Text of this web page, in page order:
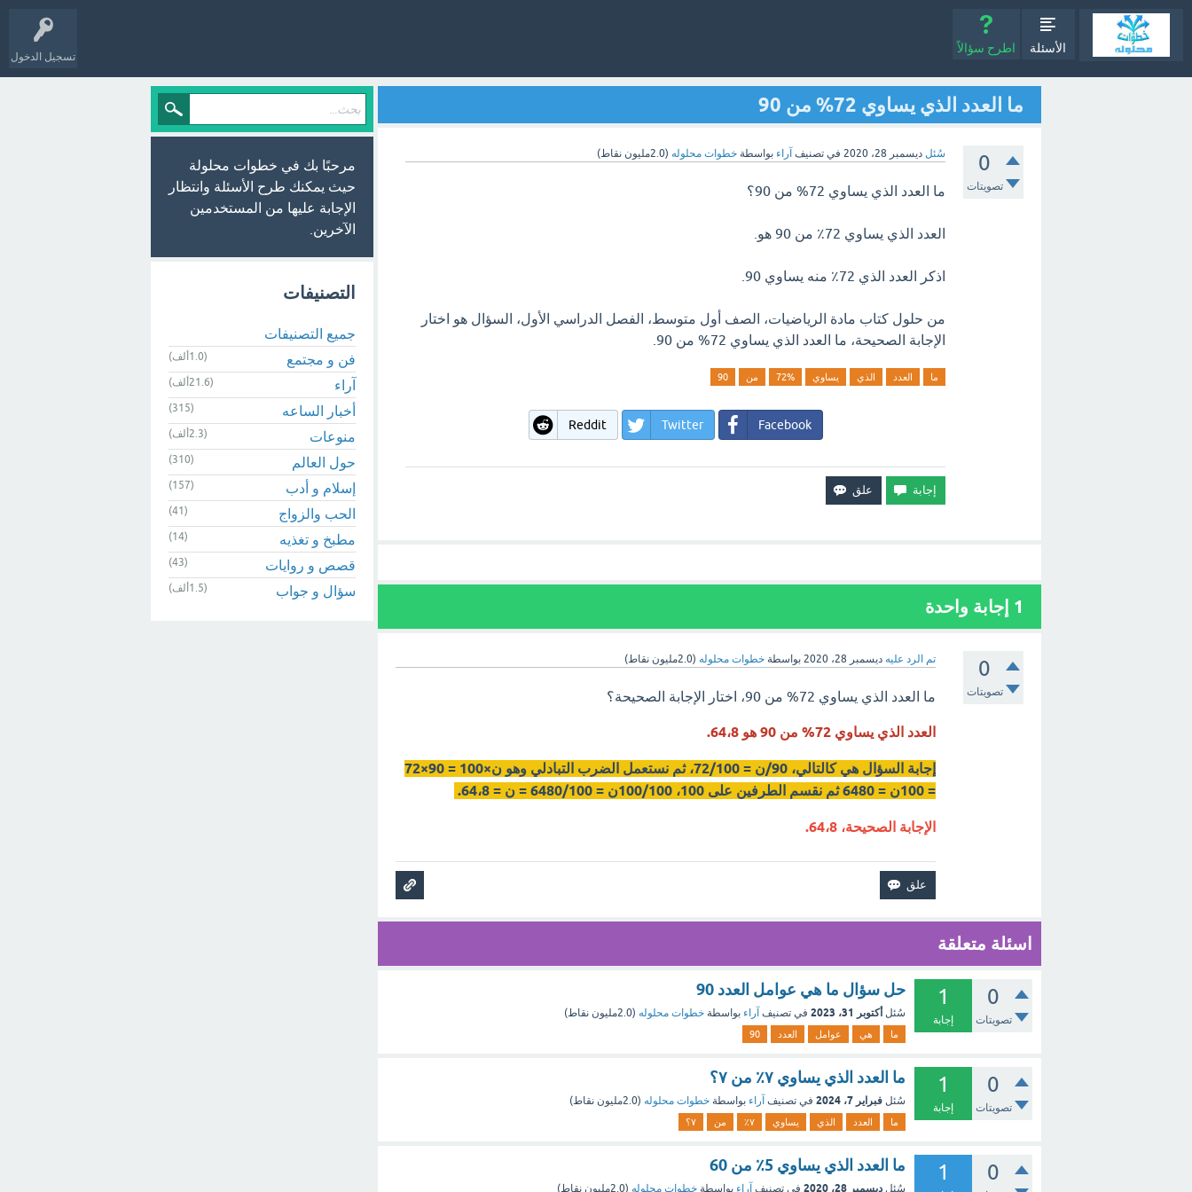
تسجيل الدخول
الأسئلة اطرح سؤالاً
ما العدد الذي يساوي 72% من 90
0
تصويتات
سُئل ديسمبر 28، 2020 في تصنيف آراء بواسطة خطوات محلوله (2.0مليون نقاط)
ما العدد الذي يساوي 72% من 90؟
العدد الذي يساوي 72٪ من 90 هو.
اذكر العدد الذي 72٪ منه يساوي 90.
من حلول كتاب مادة الرياضيات، الصف أول متوسط، الفصل الدراسي الأول، السؤال هو اختار
الإجابة الصحيحة، ما العدد الذي يساوي 72% من 90.
ما العدد الذي يساوي 72% من 90
Facebook
Twitter
Reddit
1 إجابة واحدة
0
تصويتات
تم الرد عليه ديسمبر 28، 2020 بواسطةخطوات محلوله (2.0مليون نقاط)
ما العدد الذي يساوي 72% من 90، اختار الإجابة الصحيحة؟
العدد الذي يساوي 72% من 90 هو 64،8.
إجابة السؤال هي كالتالي، 90/ن = 72/100، ثم نستعمل الضرب التبادلي وهو ن×100 = 90×72
= 100ن = 6480 ثم نقسم الطرفين على 100، 100/100ن = 6480/100 = ن = 64،8.
الإجابة الصحيحة، 64،8.
اسئلة متعلقة
0
تصويتات
1
إجابة
حل سؤال ما هي عوامل العدد 90
سُئل أكتوبر 31، 2023 في تصنيف آراء بواسطة خطوات محلوله (2.0مليون نقاط)
ما هي عوامل العدد 90
0
تصويتات
1
إجابة
ما العدد الذي يساوي ٧٪؜ من ٧؟
سُئل فبراير 7، 2024 في تصنيف آراء بواسطة خطوات محلوله (2.0مليون نقاط)
ما العدد الذي يساوي ٧٪؜ من ٧؟
0
1 ما العدد الذي يساوي 5٪ من 60
سُئل ديسمبر 28، 2020 في تصنيف آراء بواسطة خطوات محلوله (2.0مليون نقاط)
مرحبًا بك في خطوات محلولة
حيث يمكنك طرح الأسئلة وانتظار
الإجابة عليها من المستخدمين
الآخرين.
التصنيفات
جميع التصنيفات
فن و مجتمع
(1.0ألف)
آراء (21.6ألف)
أخبار الساعه (315)
منوعات (2.3ألف)
حول العالم (310)
إسلام و أدب (157)
الحب والزواج (41)
مطبخ و تغذيه (14)
قصص و روايات (43)
سؤال و جواب (1.5ألف)